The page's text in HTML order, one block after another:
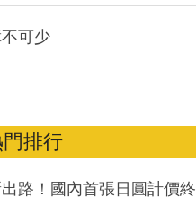
可少
門排行
路！國內首張日圓計價